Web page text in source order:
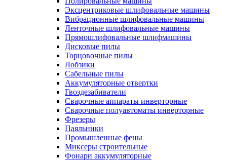
Эксцентриковые шлифовальные машины
Вибрационные шлифовальные машины
Ленточные шлифовальные машины
Прямошлифовальные шлифмашины
Дисковые пилы
Торцовочные пилы
Лобзики
Сабельные пилы
Аккумуляторные отвертки
Гвоздезабиватели
Сварочные аппараты инверторные
Сварочные полуавтоматы инверторные
Фрезеры
Паяльники
Промышленные фены
Миксеры строительные
Фонари аккумуляторные